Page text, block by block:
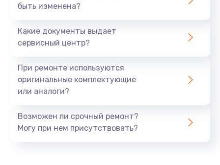
быть изменена?
Какие документы выдает
сервисный центр?
При ремонте используются
оригинальные комплектующие
или аналоги?
Возможен ли срочный ремонт?
Могу при нем присутствовать?